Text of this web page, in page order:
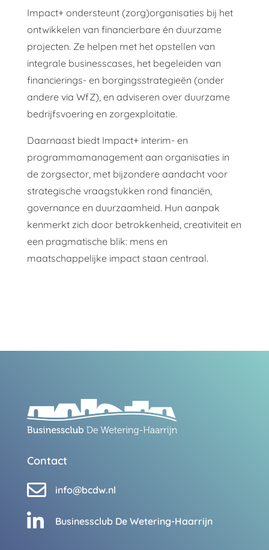
Impact+ ondersteunt (zorg)organisaties bij het
ontwikkelen van financierbare én duurzame
projecten. Ze helpen met het opstellen van
integrale businesscases, het begeleiden van
financierings- en borgingsstrategieën (onder
andere via WfZ), en adviseren over duurzame
bedrijfsvoering en zorgexploitatie.
Daarnaast biedt Impact+ interim- en
programmamanagement aan organisaties in
de zorgsector, met bijzondere aandacht voor
strategische vraagstukken rond financiën,
governance en duurzaamheid. Hun aanpak
kenmerkt zich door betrokkenheid, creativiteit en
een pragmatische blik: mens en
maatschappelijke impact staan centraal.
Contact
 info@bcdw.nl
 Businessclub De Wetering-Haarrijn